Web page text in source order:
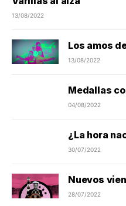
13/08/2022
Los amos
13/08/2022
Medallas
04/08/2022
¿La hora
30/07/2022
Nuevos
28/07/2022